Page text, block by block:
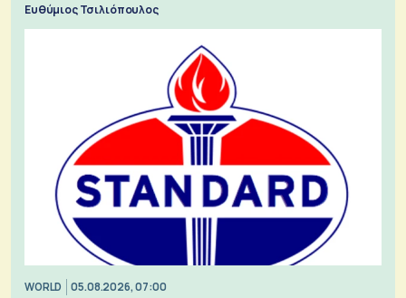
Ευθύμιος Τσιλιόπουλος
WORLD 05.08.2026, 07:00